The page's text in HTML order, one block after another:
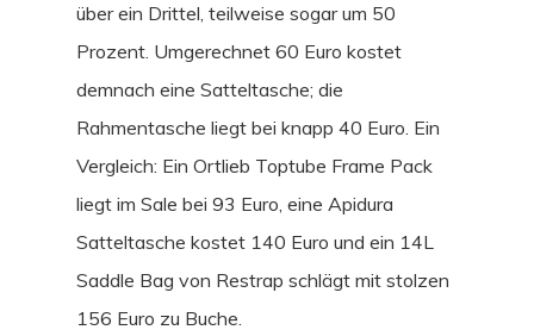
über ein Drittel, teilweise sogar um 50
Prozent. Umgerechnet 60 Euro kostet
demnach eine Satteltasche; die
Rahmentasche liegt bei knapp 40 Euro. Ein
Vergleich: Ein Ortlieb Toptube Frame Pack
liegt im Sale bei 93 Euro, eine Apidura
Satteltasche kostet 140 Euro und ein 14L
Saddle Bag von Restrap schlägt mit stolzen
156 Euro zu Buche.